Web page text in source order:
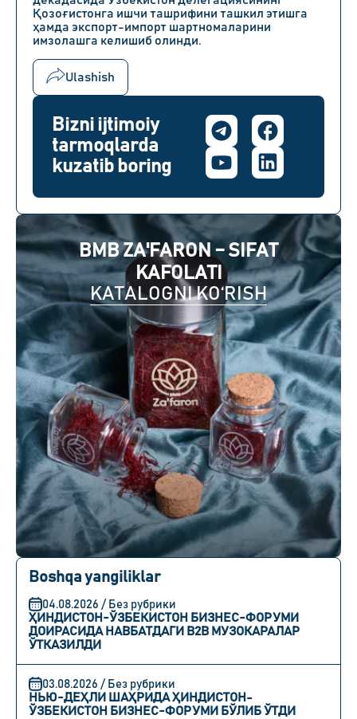
BMB ZA'FARON – SIFAT
KAFOLATI
KATALOGNI KO‘RISH
Boshqa yangiliklar
04.08.2026 / Без рубрики
ҲИНДИСТОН-ЎЗБЕКИСТОН БИЗНЕС-ФОРУМИ
ДОИРАСИДА НАВБАТДАГИ B2B МУЗОКАРАЛАР
ЎТКАЗИЛДИ
03.08.2026 / Без рубрики
НЬЮ-ДЕҲЛИ ШАҲРИДА ҲИНДИСТОН-
ЎЗБЕКИСТОН БИЗНЕС-ФОРУМИ БЎЛИБ ЎТДИ
Қозоғистонга ишчи ташрифини ташкил этишга
ҳамда экспорт-импорт шартномаларини
имзолашга келишиб олинди.
Ulashish
Bizni ijtimoiy
tarmoqlarda
kuzatib boring